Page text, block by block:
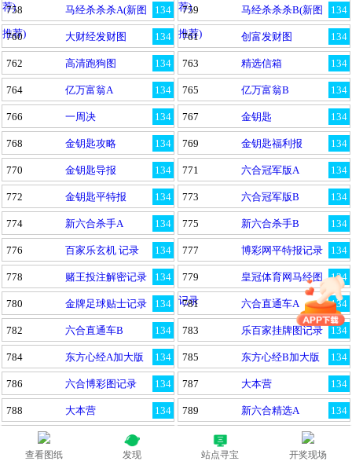
荐)
荐)
134
758
马经杀杀杀A(新图
推荐)
134
759
马经杀杀杀B(新图
推荐)
134
760 大财经发财图 134
761 创富发财图
134
762 高清跑狗图 134
763 精选信箱
134
764 亿万富翁A 134
765 亿万富翁B
134
766 一周决 134
767 金钥匙
134
768 金钥匙攻略 134
769 金钥匙福利报
134
770 金钥匙导报 134
771 六合冠军版A
134
772 金钥匙平特报 134
773 六合冠军版B
134
774 新六合杀手A 134
775 新六合杀手B
134
776 百家乐玄机 记录 134
777 博彩网平特报记录
134
778 赌王投注解密记录 134
779
皇冠体育网马经图
记录
134
780 金牌足球贴士记录 134
781 六合直通车A
134
782 六合直通车B 134
783 乐百家挂牌图记录
134
784 东方心经A加大版 134
785 东方心经B加大版
134
786 六合博彩图记录 134
787 大本营
134
788 大本营 134
789 新六合精选A
查看图纸 发现 站点寻宝 开奖现场